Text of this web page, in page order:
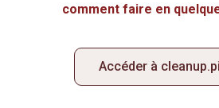
comment faire en
Accéder à